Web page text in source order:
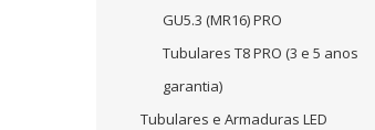
GU5.3 (MR16) PRO
Tubulares T8 PRO (3 e 5 anos
garantia)
Tubulares e Armaduras LED